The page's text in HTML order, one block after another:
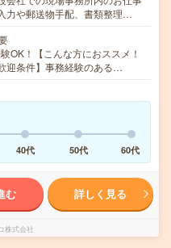
力や郵送物手配、書類整理…
OK！【こんな方におススメ！
迎条件】事務経験のある…
40代 50代 60代
む 詳しく見る
株式会社